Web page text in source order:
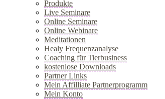
Produkte
Live Seminare
Online Seminare
Online Webinare
Meditationen
Healy Frequenzanalyse
Coaching für Tierbusiness
kostenlose Downloads
Partner Links
Mein Affilliate Partnerprogramm
Mein Konto